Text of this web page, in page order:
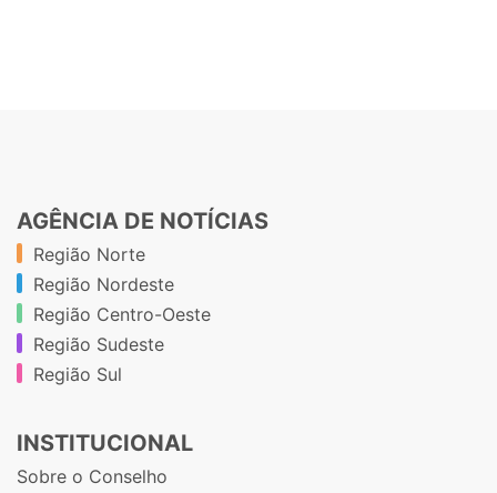
AGÊNCIA DE NOTÍCIAS
Região Norte
Região Nordeste
Região Centro-Oeste
Região Sudeste
Região Sul
INSTITUCIONAL
Sobre o Conselho